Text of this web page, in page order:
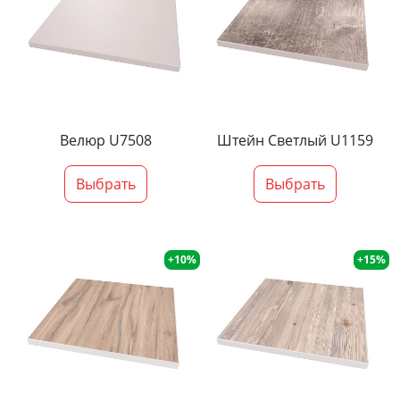
Велюр U7508
Выбрать
Штейн Светлый U1159
Выбрать
+10% +15%